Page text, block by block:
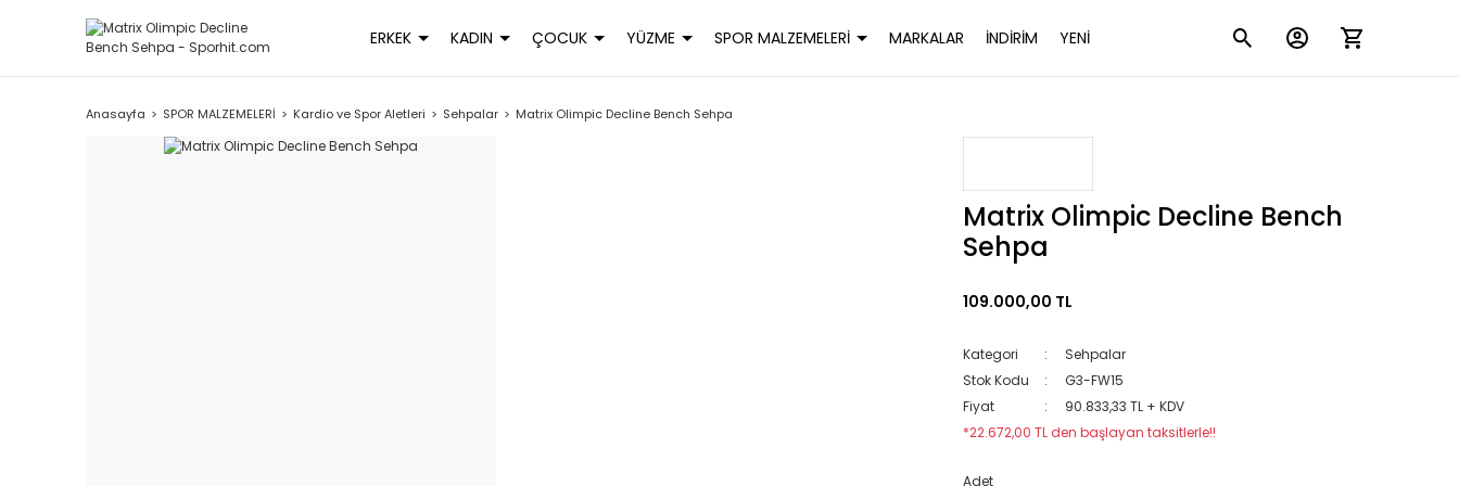
ERKEK KADIN ÇOCUK YÜZME SPOR MALZEMELERİ MARKALAR İNDİRİM YENİ
Anasayfa SPOR MALZEMELERİ Kardio ve Spor Aletleri Sehpalar Matrix Olimpic Decline Bench Sehpa
Matrix Olimpic Decline Bench
Sehpa
109.000,00 TL
Kategori
Sehpalar
Stok Kodu
G3-FW15
Fiyat
90.833,33 TL + KDV
*22.672,00 TL den başlayan taksitlerle!!
Adet